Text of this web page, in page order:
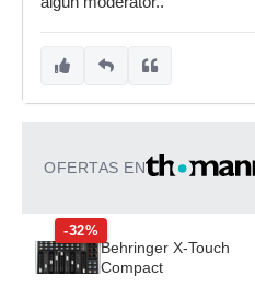
OFERTAS EN
-32%
Behringer X-Touch
Compact